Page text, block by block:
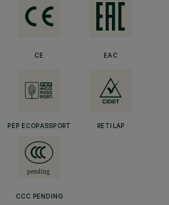
CE EAC
PEP ECOPASSPORT RETILAP
CCC PENDING